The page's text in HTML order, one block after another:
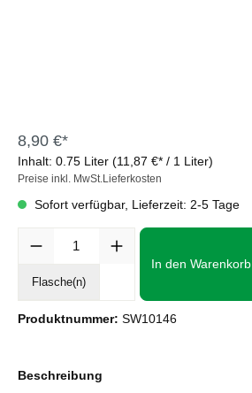
8,90 €*
Inhalt: 0.75 Liter (11,87 €* / 1 Liter)
Preise inkl. MwSt.Lieferkosten
Sofort verfügbar, Lieferzeit: 2-5 Tage
Flasche(n)
In den Warenkorb
Produktnummer: SW10146
Beschreibung